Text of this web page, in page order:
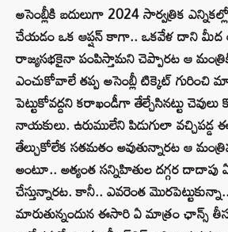
అసెంబ్లీకి బదులుగా 2024 సార్వత్రిక
చేయడం ఒక ఆప్షన్‌ కాగా.. ఒకవేళ దాని మీద
రాజ్యసభకైనా పంపిస్తామని చెప్పారట ఆ
ఎంచుకోవాలే తప్ప అసెంబ్లీ టిక్కెట్‌ గురించి
పెట్టుకోవద్దని కరాఖండీగా తేల్చేసినట్టు చెవులు
నాయకులు. ఉరుములేని పిడుగులా
తేల్చుకోలేక సతమతం అవుతున్నారట ఆ
అంటూ.. అత్యంత సన్నిహితుల దగ్గర దాదాపు
చేస్తున్నారట. కానీ.. ఎవరెంత
మారుతున్నందున ఈసారి ఏ మాత్రం ఛాన్స్‌